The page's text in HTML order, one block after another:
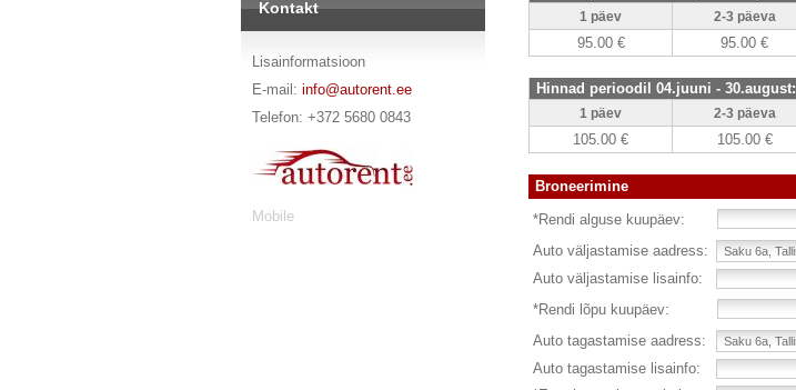
1 päev 2-3 päeva
95.00 € 95.00 €
Hinnad perioodil 04.juuni - 30.august:
1 päev 2-3 päeva
105.00 € 105.00 €
Broneerimine
*Rendi alguse kuupäev:
Auto väljastamise aadress:
Auto väljastamise lisainfo:
*Rendi lõpu kuupäev:
Auto tagastamise aadress:
Auto tagastamise lisainfo:
Kontakt
Lisainformatsioon
E-mail: info@autorent.ee
Telefon: +372 5680 0843
Mobile